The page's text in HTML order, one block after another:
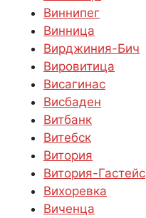
Виннипег
Винница
Вирджиния-Бич
Вировитица
Висагинас
Висбаден
Витбанк
Витебск
Витория
Витория-Гастейс
Вихоревка
Виченца